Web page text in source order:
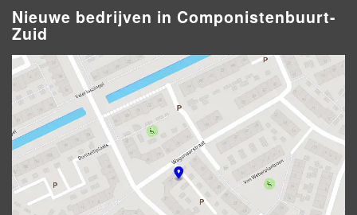
Nieuwe bedrijven in Componistenbuurt-
Zuid